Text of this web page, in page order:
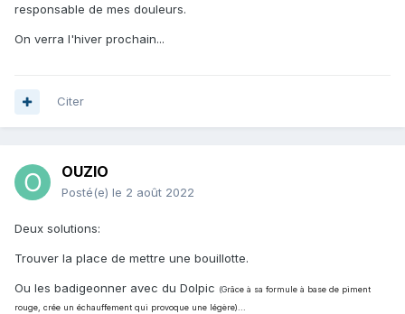
responsable de mes douleurs.
On verra l'hiver prochain...
Citer
OUZIO
Posté(e) le 2 août 2022
Deux solutions:
Trouver la place de mettre une bouillotte.
Ou les badigeonner avec du Dolpic (Grâce à sa formule à base de piment
rouge, crée un échauffement qui provoque une légère)...